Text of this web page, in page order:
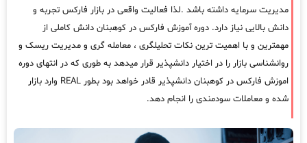
مدیریت سرمایه داشته باشد .لذا فعالیت واقعی در بازار فارکس تجربه و
دانش بالایی نیاز دارد. دوره آموزش فارکس در کوهبنان دانش کاملی از
مهمترین و با اهمیت ترین نکات تحلیلگری ، معامله گری و مدیریت ریسک و
روانشناسی بازار را در اختیار دانشپذیر قرار میدهد به طوری که در انتهای دوره
اموزش فارکس در کوهبنان دانشپذیر قادر خواهد بود بطور REAL وارد بازار
شده و معاملات سودمندی را انجام دهد.